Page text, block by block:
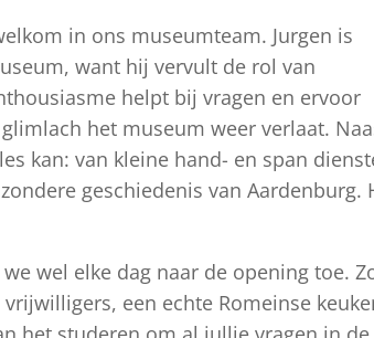
in ons museumteam. Jurgen is
want hij vervult de rol van
helpt bij vragen en ervoor
het museum weer verlaat.
kan: van kleine hand- en span
geschiedenis van Aardenburg.
wel elke dag naar de opening toe.
een echte Romeinse